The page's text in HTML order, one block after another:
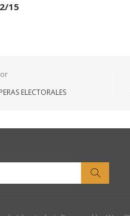
15
ELECTORALES